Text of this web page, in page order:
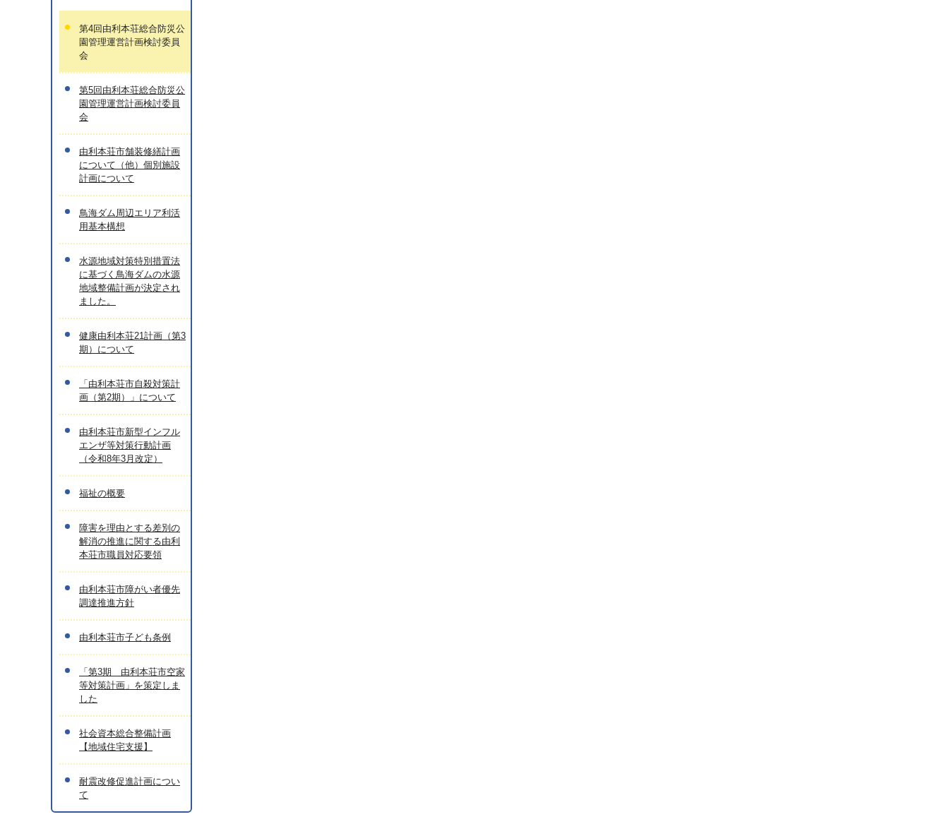
第4回由利本荘総合防災公
園管理運営計画検討委員
会
第5回由利本荘総合防災公
園管理運営計画検討委員
会
由利本荘市舗装修繕計画
について（他）個別施設
計画について
鳥海ダム周辺エリア利活
用基本構想
水源地域対策特別措置法
に基づく鳥海ダムの水源
地域整備計画が決定され
ました。
健康由利本荘21計画（第3
期）について
「由利本荘市自殺対策計
画（第2期）」について
由利本荘市新型インフル
エンザ等対策行動計画
（令和8年3月改定）
福祉の概要
障害を理由とする差別の
解消の推進に関する由利
本荘市職員対応要領
由利本荘市障がい者優先
調達推進方針
由利本荘市子ども条例
「第3期 由利本荘市空家
等対策計画」を策定しま
した
社会資本総合整備計画
【地域住宅支援】
耐震改修促進計画につい
て